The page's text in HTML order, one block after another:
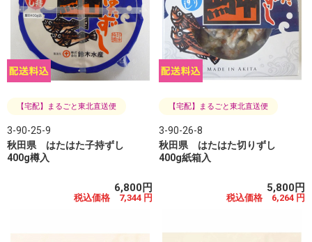
【宅配】まるごと東北直送便
3-90-25-9
秋田県 はたはた子持ずし
400g樽入
6,800円
税込価格 7,344 円
【宅配】まるごと東北直送便
3-90-26-8
秋田県 はたはた切りずし
400g紙箱入
5,800円
税込価格 6,264 円